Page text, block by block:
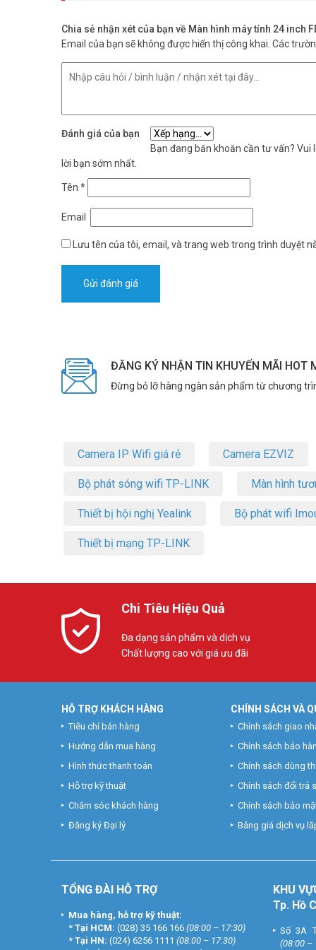
Màn hình FEUVISION FSID24BFI được trang bị các
game hay các thiết bị khác.
FSID24BFI chính là lựa chọn lý tưởng dành cho bạn.
Thông số kỹ thuật màn hình máy
– Tấm nền: IPS
– Độ sáng: 250nit
– Thời gian đáp ứng: 6ms
– Tỷ lệ tương phản tĩnh: 1.000:1
– Góc nhìn: 178°H/178°V,
– Thiết kế: Ultra Slim, Borderless
– Hỗ trợ VESA 75x75mm
– Phụ kiện: Adapter nguồn AC, cáp HDMI
– Xuất xứ: Trung Quốc
Màn hình 24 inch FEUVISION FSID24BFI trải nghiệm
Chia sẻ nhận xét của bạn về Màn hình máy tính 24 inch
Email của bạn sẽ không được hiển thị công khai. Các
Đánh giá của bạn
Bạn đang băn khoăn cần tư vấn? Vui
lời bạn sớm nhất.
Tên *
Email
Lưu tên của tôi, email, và trang web trong trình duyệt
ĐĂNG KÝ NHẬN TIN KHUYẾN MÃI HOT
Đừng bỏ lỡ hàng ngàn sản phẩm từ chương
Camera IP Wifi giá rẻ Camera EZVIZ
Bộ phát sóng wifi TP-LINK Màn hình
Thiết bị hội nghị Yealink Bộ phát wifi
Thiết bị mạng TP-LINK
Chi Tiêu Hiệu Quả
Đa dạng sản phẩm và dịch vụ
Chất lượng cao với giá ưu đãi
HỖ TRỢ KHÁCH HÀNG
Tiêu chí bán hàng
Hướng dẫn mua hàng
Hình thức thanh toán
Hỗ trợ kỹ thuật
Chăm sóc khách hàng
Đăng ký Đại lý
CHÍNH SÁCH VÀ
Chính sách giao
Chính sách bảo
Chính sách dùng
Chính sách đổi trả
Chính sách bảo
Bảng giá dịch vụ
TỔNG ĐÀI HỖ TRỢ
Mua hàng, hỗ trợ kỹ thuật:
* Tại HCM: (028) 35 166 166 (08:00 – 17:30)
* Tại HN: (024) 6256 1111 (08:00 – 17:30)
KHU
Tp. Hồ
Số 3A
(08:00 –